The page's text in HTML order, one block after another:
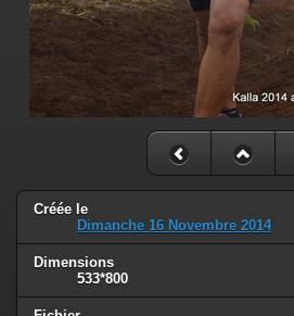
Créée le
Dimanche 16 Novembre 2014
Dimensions
533*800